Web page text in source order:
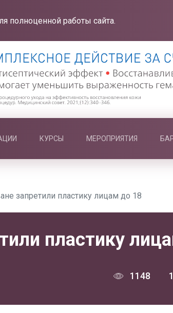
полноценной работы сайта.
КУРСЫ МЕРОПРИЯТИЯ
запретили пластику лицам до 18
пластику
1148